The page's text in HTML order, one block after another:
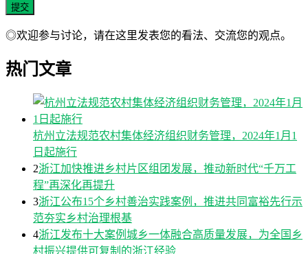
◎欢迎参与讨论，请在这里发表您的看法、交流您的观点。
热门文章
杭州立法规范农村集体经济组织财务管理，2024年1月1
日起施行
2浙江加快推进乡村片区组团发展，推动新时代“千万工
程”再深化再提升
3浙江公布15个乡村善治实践案例，推进共同富裕先行示
范夯实乡村治理根基
4浙江发布十大案例城乡一体融合高质量发展，为全国乡
村振兴提供可复制的浙江经验